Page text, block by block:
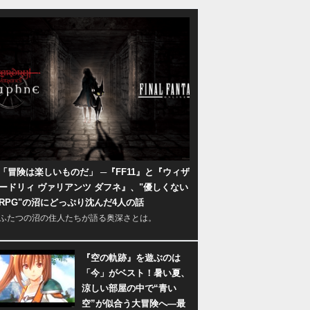
冒険は楽しいものだ」 ─『FF11』と『ウィザ
ドリィ ヴァリアンツ ダフネ』、"優しくない
の沼にどっぷり沈んだ4人の話
たつの沼の住人たちが語る奥深さとは。
『空の軌跡』を遊ぶのは
「今」がベスト！暑い夏、
涼しい部屋の中で“青い
空”が似合う大冒険へ―最